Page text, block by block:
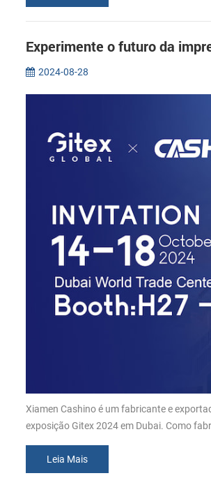
Experimente o futuro da
2024-08-28
Xiamen Cashino é um fabricante e
exposição Gitex 2024 em Dubai. Como
Leia Mais